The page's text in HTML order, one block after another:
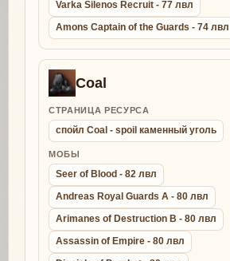
Varka Silenos Recruit - 77 лвл
Amons Captain of the Guards - 74 лвл
Coal
СТРАНИЦА РЕСУРСА
спойл Coal - spoil каменный уголь
МОБЫ
Seer of Blood - 82 лвл
Andreas Royal Guards A - 80 лвл
Arimanes of Destruction B - 80 лвл
Assassin of Empire - 80 лвл